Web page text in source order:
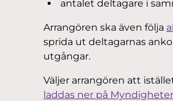
antalet deltagare i
Arrangören ska även följa
sprida ut deltagarnas
utgångar.
Väljer arrangören att
laddas ner på